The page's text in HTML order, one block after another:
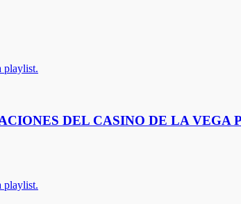
playlist.
DEL CASINO DE LA VEGA
playlist.